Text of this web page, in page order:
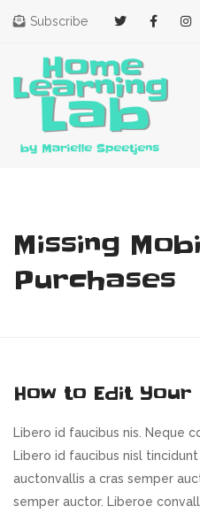
Subscribe
Missing
Purchases
How to Edit
Libero id faucibus nis. Neque
Libero id faucibus nisl
auctonvallis a cras semper
semper auctor. Liberoe